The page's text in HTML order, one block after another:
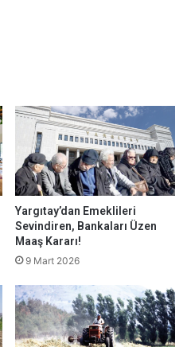
Yargıtay’dan Emeklileri
Sevindiren, Bankaları Üzen
Maaş Kararı!
9 Mart 2026